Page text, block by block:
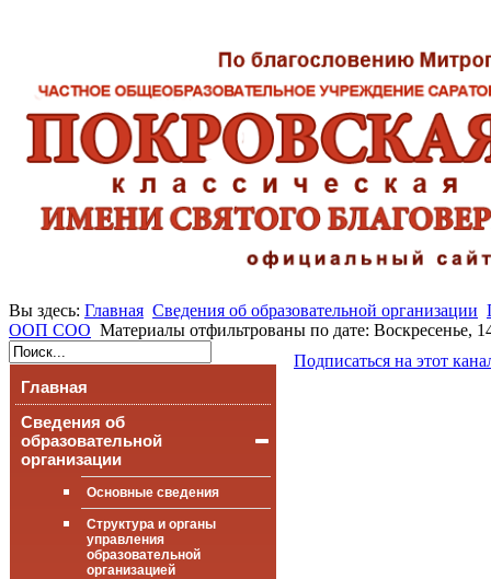
Вы здесь: Главная Сведения об образовательной организации
ООП СОО Материалы отфильтрованы по дате: Воскресенье,
Главная
Сведения об
образовательной
организации
Основные сведения
Структура и органы
управления
образовательной
организацией
Подписаться на этот